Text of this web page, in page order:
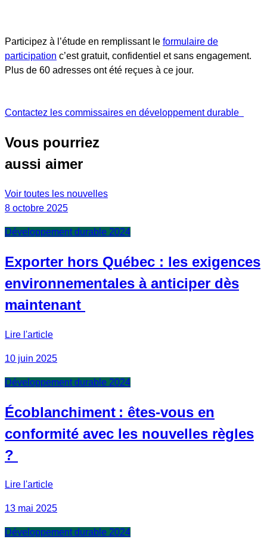
Participez à l’étude en remplissant le formulaire de
participation c’est gratuit, confidentiel et sans engagement.
Plus de 60 adresses ont été reçues à ce jour.
Contactez les commissaires en développement durable
Vous pourriez
aussi aimer
Voir toutes les nouvelles
8 octobre 2025
Développement durable 2024
Exporter hors Québec : les exigences
environnementales à anticiper dès
maintenant
Lire l'article
10 juin 2025
Développement durable 2024
Écoblanchiment : êtes-vous en
conformité avec les nouvelles règles
?
Lire l'article
13 mai 2025
Développement durable 2024